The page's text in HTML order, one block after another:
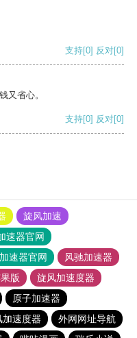
支持[0] 反对[0]
又省心。
支持[0] 反对[0]
旋风加速
速器官网
速器官网
风驰加速器
版
旋风加速度器
原子加速器
加速度器
外网网址导航